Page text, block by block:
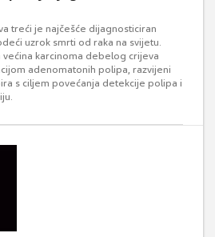
treći je najčešće dijagnosticiran
uzrok smrti od raka na svijetu.
karcinoma debelog crijeva
adenomatonih polipa, razvijeni
s ciljem povećanja detekcije polipa i